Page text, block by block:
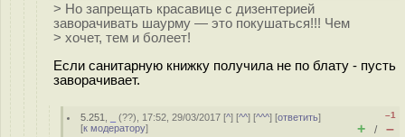
> Но запрещать красавице с дизентерией
заворачивать шаурму — это покушаться!!! Чем
> хочет, тем и болеет!
Если санитарную книжку получила не по блату - пусть
заворачивает.
5.251 (??), 17:52, 29/03/2017 [^] [^^] [^^^] [ответить]
[к модератору]
–1
+ / –